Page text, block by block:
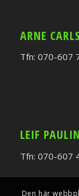
ARNE
Tfn: 070-607
LEIF PAULIN
Tfn: 070-607
Den här